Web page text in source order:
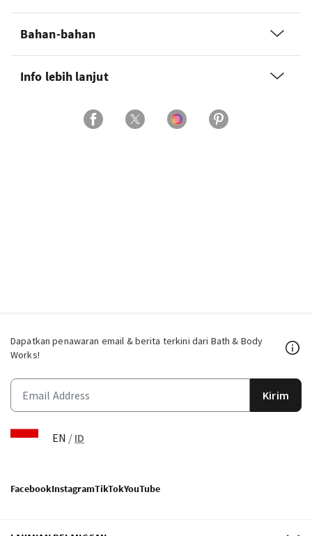
Bahan-bahan
Info lebih lanjut
Dapatkan penawaran email & berita terkini dari Bath & Body
Works!
Kirim
EN / ID
FacebookInstagramTikTokYouTube